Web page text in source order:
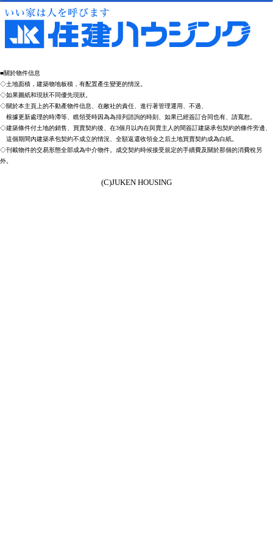
■關於物件信息
◇土地面積，建築物地板積，有配置產生變更的情況。
◇如果圖紙和現狀不同優先現狀。
◇關於本主頁上的不動產物件信息、在敝社的責任、進行著管理運用、不過、
根據更新處理的時滯等、瞧領受時因為為排列諮詢的時刻、如果已經簽訂合同也有、請寬恕。
◇建築條件付土地的銷售、買賣契約後、在3個月以內在與賣主人的間簽訂建築承包契約的條件旁邊、
這個期間內建築承包契約不成立的情況、全額返還收領金之后土地買賣契約成為白紙。
◇刊載物件的交易形態全部成為中介物件。成交契約時候接受規定的手續費及關於那個的消費稅另
外。
(C)JUKEN HOUSING